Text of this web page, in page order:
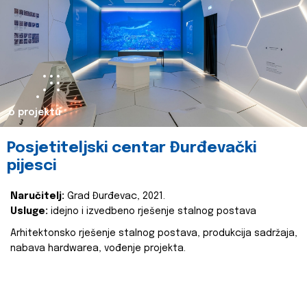
o projektu
Posjetiteljski centar Đurđevački
pijesci
Naručitelj: Grad Đurđevac, 2021.
Usluge: idejno i izvedbeno rješenje stalnog postava
Arhitektonsko rješenje stalnog postava, produkcija sadržaja,
nabava hardwarea, vođenje projekta.